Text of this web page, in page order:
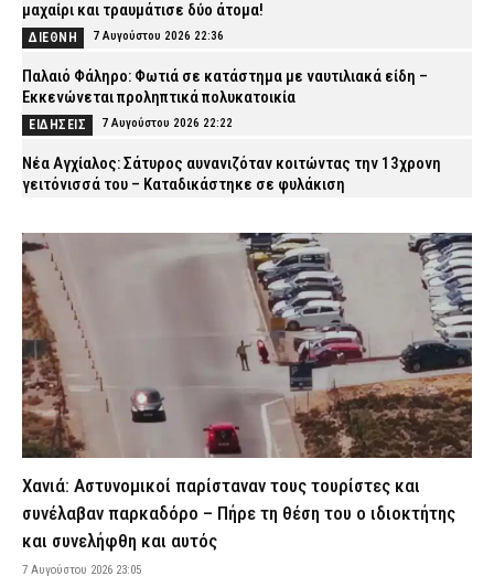
μαχαίρι και τραυμάτισε δύο άτομα!
ΔΙΕΘΝΗ 7 Αυγούστου 2026 22:36
Παλαιό Φάληρο: Φωτιά σε κατάστημα με ναυτιλιακά είδη –
Εκκενώνεται προληπτικά πολυκατοικία
ΕΙΔΗΣΕΙΣ 7 Αυγούστου 2026 22:22
Νέα Αγχίαλος: Σάτυρος αυνανιζόταν κοιτώντας την 13χρονη
γειτόνισσά του – Καταδικάστηκε σε φυλάκιση
Σκιάθος: «Με ξυλοκόπησαν και με άφησαν αιμόφυρτο στο
δρόμο» – Άγριος καβγάς με λοστάρια, μαχαίρια και σφυριά
ΔΙΚΑΙΟΣΥΝΗ
Εξαφάνιση 15χρονου στην Αθήνα: Τι αναφέρει το «Χαμόγελο του
Παιδιού»
ΕΙΔΗΣΕΙΣ 7 Αυγούστου 2026 21:39
Συνελήφθησαν σε Καβάλα και Αλεξανδρούπολη τρεις άνδρες
για ναρκωτικά και λαθραίο καπνό
Τραγωδία στην Πάτρα: Πέθανε βρέφος οκτώ ημερών στη ΜΕΘ
Νεογνών του Νοσοκομείου «Άγιος Ανδρέας»
ΕΙΔΗΣΕΙΣ
Χανιά: Αστυνομικοί παρίσταναν τους τουρίστες και
συνέλαβαν παρκαδόρο – Πήρε τη θέση του ο ιδιοκτήτης
και συνελήφθη και αυτός
7 Αυγούστου 2026 23:05